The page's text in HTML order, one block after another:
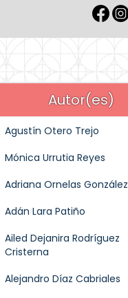
Autor(es)
Agustín Otero Trejo
Mónica Urrutia Reyes
Adriana Ornelas González
Adán Lara Patiño
Ailed Dejanira Rodríguez
Cristerna
Alejandro Díaz Cabriales